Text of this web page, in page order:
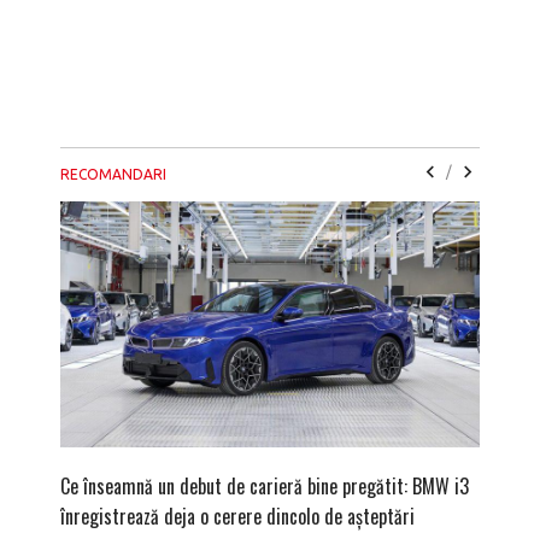
RECOMANDARI /
Ce înseamnă un debut de carieră bine pregătit: BMW i3
înregistrează deja o cerere dincolo de așteptări